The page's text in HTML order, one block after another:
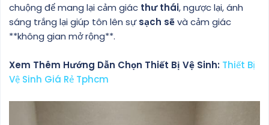
chuộng để mang lại cảm giác thư thái, ngược lại, ánh
sáng trắng lại giúp tôn lên sựsạch sẽvà cảm giác
**không gian mở rộng**.
Xem Thêm Hướng Dẫn Chọn Thiết Bị Vệ Sinh: Thiết Bị
Vệ Sinh Giá Rẻ Tphcm